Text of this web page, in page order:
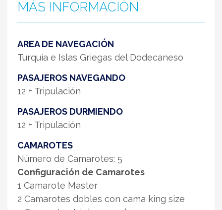
MÁS INFORMACIÓN
AREA DE NAVEGACIÓN
Turquía e Islas Griegas del Dodecaneso
PASAJEROS NAVEGANDO
12 + Tripulación
PASAJEROS DURMIENDO
12 + Tripulación
CAMAROTES
Número de Camarotes: 5
Configuración de Camarotes
1 Camarote Master
2 Camarotes dobles con cama king size